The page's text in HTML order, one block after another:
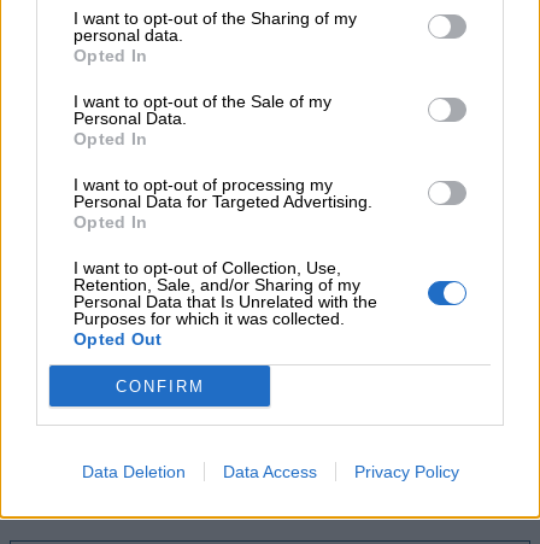
I want to opt-out of the Sharing of my
personal data.
Opted In
I want to opt-out of the Sale of my
Personal Data.
Opted In
I want to opt-out of processing my
Personal Data for Targeted Advertising.
Opted In
I want to opt-out of Collection, Use,
Retention, Sale, and/or Sharing of my
Personal Data that Is Unrelated with the
Purposes for which it was collected.
Opted Out
CONFIRM
Data Deletion Data Access Privacy Policy
05.08.2026 - 08:51
Το εκλογικό «καμπανάκι» της Goldman Sachs, η ισχυρή
πιστωτική επέκταση των ελληνικών τραπεζών, το «πάρτι»
05.08.2026 - 08:37
04.08.2026 - 15:33
ασφαλισμένους της από τις πυρκαγιές
04.08.2026 - 12:40
Τράπεζα Κύπρου: Ενισχυμένες κατά 31% οι ασφαλιστικές
υπηρεσίες - Κέρδη €252 εκατ. (+7%) και ROTE 18.8% στο
Σπύρος Γεωργαράς - «ΥΓΕΙΑ» / Ερευνητικό και Θεραπευτικό